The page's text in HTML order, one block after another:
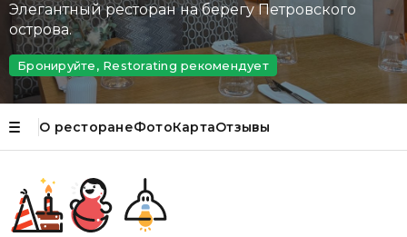
Элегантный ресторан на берегу Петровского
острова.
Бронируйте, Restorating рекомендует
О ресторанеФотоКартаОтзывы